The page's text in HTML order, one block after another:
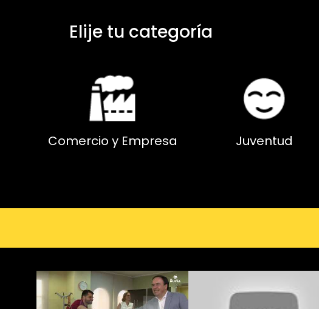
Elije tu categoría
Comercio y Empresa Juventud